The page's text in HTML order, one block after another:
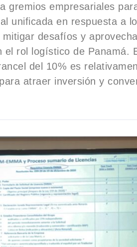
gremios empresariales
unificada en respuesta a
mitigar desafíos y
el rol logístico de Panamá.
del 10% es
atraer inversión y